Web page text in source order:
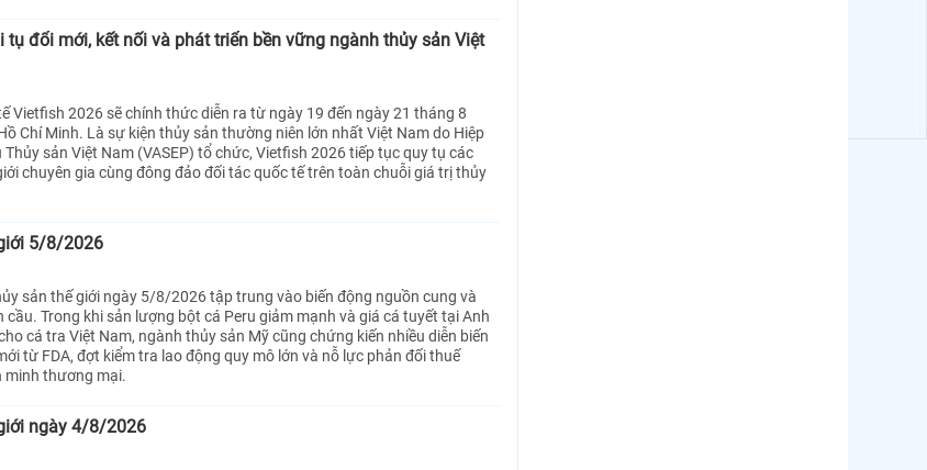
đổi mới, kết nối và phát triển bền vững ngành thủy sản Việt
Vietfish 2026 sẽ chính thức diễn ra từ ngày 19 đến ngày 21 tháng 8
Chí Minh. Là sự kiện thủy sản thường niên lớn nhất Việt Nam do Hiệp
Thủy sản Việt Nam (VASEP) tổ chức, Vietfish 2026 tiếp tục quy tụ các
chuyên gia cùng đông đảo đối tác quốc tế trên toàn chuỗi giá trị thủy
5/8/2026
sản thế giới ngày 5/8/2026 tập trung vào biến động nguồn cung và
Trong khi sản lượng bột cá Peru giảm mạnh và giá cá tuyết tại Anh
cá tra Việt Nam, ngành thủy sản Mỹ cũng chứng kiến nhiều diễn biến
từ FDA, đợt kiểm tra lao động quy mô lớn và nỗ lực phản đối thuế
minh thương mại.
ngày 4/8/2026